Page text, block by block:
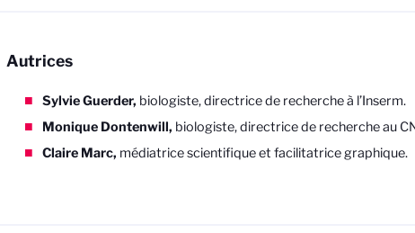
Autrices
Sylvie Guerder, biologiste, directrice de recherche à l’Inserm.
Monique Dontenwill, biologiste, directrice de recherche au
Claire Marc, médiatrice scientifique et facilitatrice graphique.